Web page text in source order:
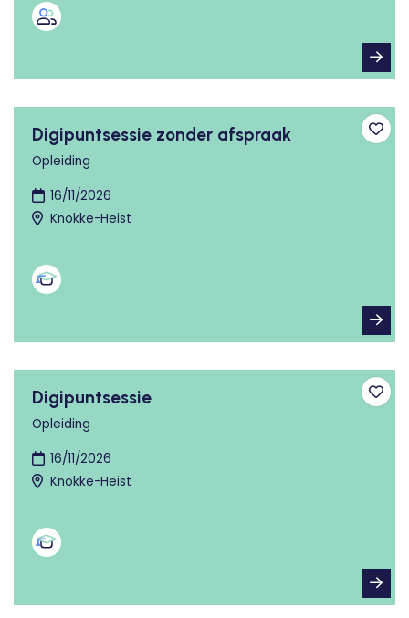
Digipuntsessie zonder afspraak
Opleiding
16/11/2026
Knokke-Heist
Digipuntsessie
Opleiding
16/11/2026
Knokke-Heist